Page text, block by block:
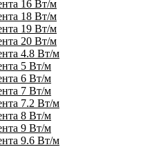
16 Вт/м
18 Вт/м
19 Вт/м
20 Вт/м
4.8 Вт/м
5 Вт/м
6 Вт/м
7 Вт/м
7.2 Вт/м
8 Вт/м
9 Вт/м
9.6 Вт/м